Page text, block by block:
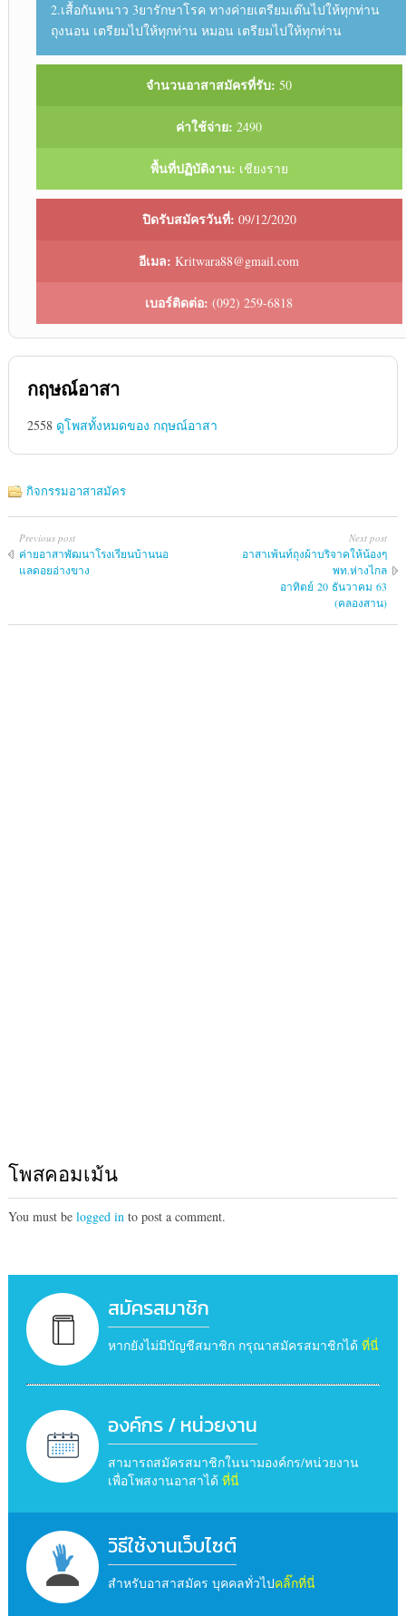
2.เสื้อกันหนาว 3ยารักษาโรค ทางค่ายเตรียมเต๊นไปให้ทุกท่าน
ถุงนอน เตรียมไปให้ทุกท่าน หมอน เตรียมไปให้ทุกท่าน
จำนวนอาสาสมัครที่รับ: 50
ค่าใช้จ่าย: 2490
พื้นที่ปฏิบัติงาน: เชียงราย
ปิดรับสมัครวันที่: 09/12/2020
อีเมล: Kritwara88@gmail.com
เบอร์ติดต่อ: (092) 259-6818
กฤษณ์อาสา
2558 ดูโพสทั้งหมดของ กฤษณ์อาสา
กิจกรรมอาสาสมัคร
Previous post
ค่ายอาสาพัฒนาโรงเรียนบ้านนอ
แลดอยอ่างขาง
Next post
อาสาเพ้นท์ถุงผ้าบริจาคให้น้องๆ
พท.ห่างไกล
อาทิตย์ 20 ธันวาคม 63
(คลองสาน)
โพสคอมเม้น
You must be logged into post a comment.
สมัครสมาชิก
หากยังไม่มีบัญชีสมาชิก กรุณาสมัครสมาชิกได้ ที่นี่
องค์กร / หน่วยงาน
สามารถสมัครสมาชิกในนามองค์กร/หน่วยงาน
เพื่อโพสงานอาสาได้ ที่นี่
วิธีใช้งานเว็บไซต์
สำหรับอาสาสมัคร บุคคลทั่วไปคลิ๊กที่นี่